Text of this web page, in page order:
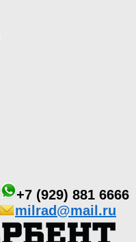
+7 (929) 881 6666
milrad@mail.ru